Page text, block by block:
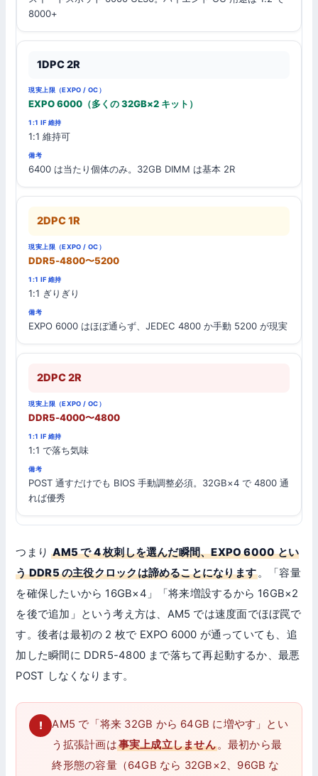
8000+
1DPC 2R
EXPO 6000（多くの 32GB×2 キット）
1:1 維持可
6400 は当たり個体のみ。32GB DIMM は基本 2R
2DPC 1R
DDR5-4800〜5200
1:1 ぎりぎり
EXPO 6000 はほぼ通らず、JEDEC 4800 か手動 5200 が現実
2DPC 2R
DDR5-4000〜4800
1:1 で落ち気味
POST 通すだけでも BIOS 手動調整必須。32GB×4 で 4800 通
れば優秀
つまりAM5 で 4 枚刺しを選んだ瞬間、EXPO 6000 とい
う DDR5 の主役クロックは諦めることになります。「容量
を確保したいから 16GB×4」「将来増設するから 16GB×2
を後で追加」という考え方は、AM5 では速度面でほぼ罠で
す。後者は最初の 2 枚で EXPO 6000 が通っていても、追
加した瞬間に DDR5-4800 まで落ちて再起動するか、最悪
POST しなくなります。
AM5 で「将来 32GB から 64GB に増やす」とい
う拡張計画は事実上成立しません。最初から最
終形態の容量（64GB なら 32GB×2、96GB な